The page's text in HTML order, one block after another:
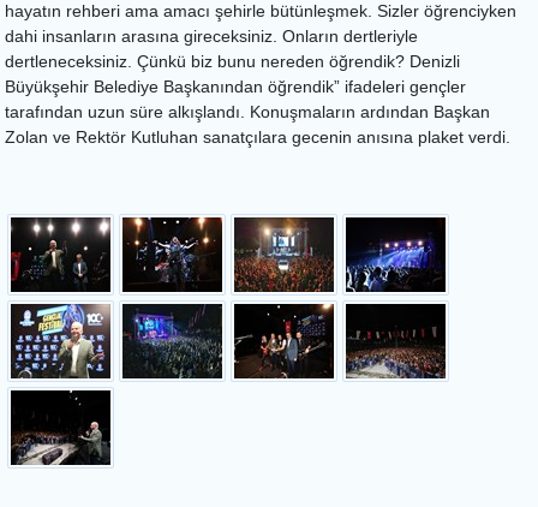
hayatın rehberi ama amacı şehirle bütünleşmek. Sizler öğrenciyken
dahi insanların arasına gireceksiniz. Onların dertleriyle
dertleneceksiniz. Çünkü biz bunu nereden öğrendik? Denizli
Büyükşehir Belediye Başkanından öğrendik” ifadeleri gençler
tarafından uzun süre alkışlandı. Konuşmaların ardından Başkan
Zolan ve Rektör Kutluhan sanatçılara gecenin anısına plaket verdi.